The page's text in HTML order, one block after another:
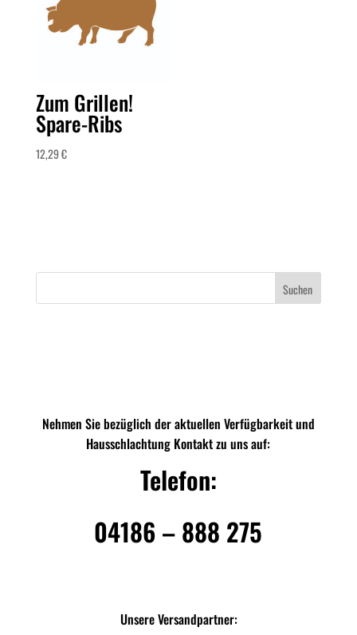
Zum Grillen!
Spare-Ribs
12,29€
Suchen
Nehmen Sie bezüglich der aktuellen Verfügbarkeit und
Hausschlachtung Kontakt zu uns auf:
Telefon:
04186 – 888 275
Unsere Versandpartner: